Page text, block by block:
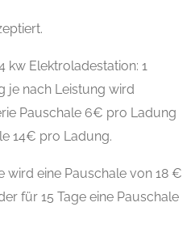
kw Elektroladestation: 1
je nach Leistung wird
Pauschale 6€ pro Ladung
14€ pro Ladung.
wird eine Pauschale von 18 €
für 15 Tage eine Pauschale